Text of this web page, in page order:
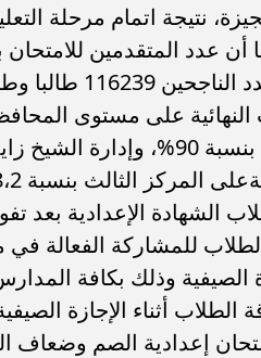
نتيجة اتمام مرحلة
على مستوى
التعليمية حصلت على المركز الأول
الشهادة الإعدادية بعد
الطلاب للمشاركة الفعالة
الصيفية وذلك بكافة
الطلاب أثناء الإجازة